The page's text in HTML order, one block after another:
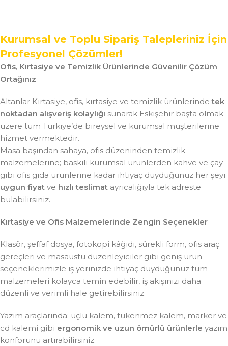
Kurumsal ve Toplu Sipariş Talepleriniz İçin
Profesyonel Çözümler!
Ofis, Kırtasiye ve Temizlik Ürünlerinde Güvenilir Çözüm
Ortağınız
Altanlar Kırtasiye, ofis, kırtasiye ve temizlik ürünlerindetek
noktadan alışveriş kolaylığı sunarak Eskişehir başta olmak
üzere tüm Türkiye’de bireysel ve kurumsal müşterilerine
hizmet vermektedir.
Masa başından sahaya, ofis düzeninden temizlik
malzemelerine; baskılı kurumsal ürünlerden kahve ve çay
gibi ofis gıda ürünlerine kadar ihtiyaç duyduğunuz her şeyi
uygun fiyat ve hızlı teslimat ayrıcalığıyla tek adreste
bulabilirsiniz.
Kırtasiye ve Ofis Malzemelerinde Zengin Seçenekler
Klasör, şeffaf dosya, fotokopi kâğıdı, sürekli form, ofis araç
gereçleri ve masaüstü düzenleyiciler gibi geniş ürün
seçeneklerimizle iş yerinizde ihtiyaç duyduğunuz tüm
malzemeleri kolayca temin edebilir, iş akışınızı daha
düzenli ve verimli hale getirebilirsiniz.
Yazım araçlarında; uçlu kalem, tükenmez kalem, marker ve
cd kalemi gibi ergonomik ve uzun ömürlü ürünlerle yazım
konforunu artırabilirsiniz.